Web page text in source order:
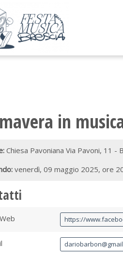
in
Chiesa Pavoniana Via Pavoni, 11 -
venerdì, 09 maggio 2025, ore
https://